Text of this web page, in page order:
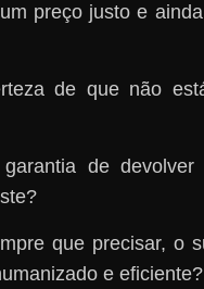
preço justo e
de que não
de devolver
que precisar, o
e eficiente?